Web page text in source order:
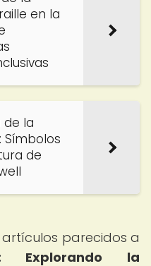
en la
de la
Símbolos
de
parecidos a
Explorando la